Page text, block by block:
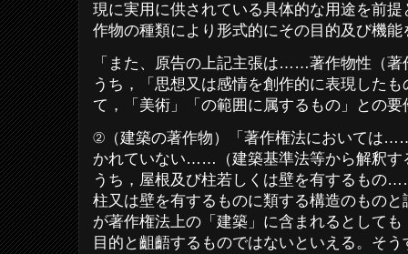
現に実用に供されている具体的な用途を前
作物の種類により形式的にその目的及び機
「また、原告の上記主張は……著作物性（
うち，「思想又は感情を創作的に表現した
て，「美術」「の範囲に属するもの」との
②（建築の著作物）「著作権法においては
かれていない……（建築基準法等から解釈す
うち，屋根及び柱若しくは壁を有するもの
柱又は壁を有するものに類する構造のもの
が著作権法上の「建築」に含まれるとして
目的と齟齬するものではないといえる。そ